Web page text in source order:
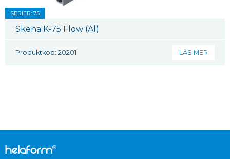
SERIER: 75
Skena K-75 Flow (Al)
Produktkod: 20201 LÄS MER